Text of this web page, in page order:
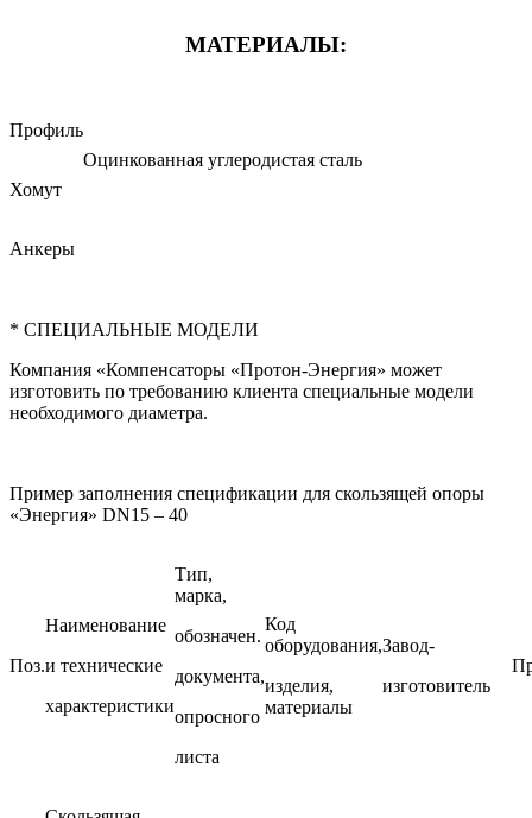
МАТЕРИАЛЫ:
Профиль
Оцинкованная углеродистая сталь
Хомут
Анкеры
* СПЕЦИАЛЬНЫЕ МОДЕЛИ
Компания «Компенсаторы «Протон-Энергия» может
изготовить по требованию клиента специальные модели
необходимого диаметра.
Пример заполнения спецификации для скользящей опоры
«Энергия» DN15 – 40
Поз.
Наименование
и технические
характеристики
Тип,
марка,
обозначен.
документа,
опросного
листа
Код
оборудования,
изделия,
материалы
Завод-
изготовитель